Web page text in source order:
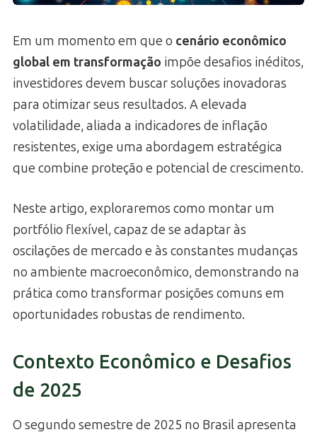
Em um momento em que o cenário econômico
global em transformação impõe desafios inéditos,
investidores devem buscar soluções inovadoras
para otimizar seus resultados. A elevada
volatilidade, aliada a indicadores de inflação
resistentes, exige uma abordagem estratégica
que combine proteção e potencial de crescimento.
Neste artigo, exploraremos como montar um
portfólio flexível, capaz de se adaptar às
oscilações de mercado e às constantes mudanças
no ambiente macroeconômico, demonstrando na
prática como transformar posições comuns em
oportunidades robustas de rendimento.
Contexto Econômico e Desafios
de 2025
O segundo semestre de 2025 no Brasil apresenta